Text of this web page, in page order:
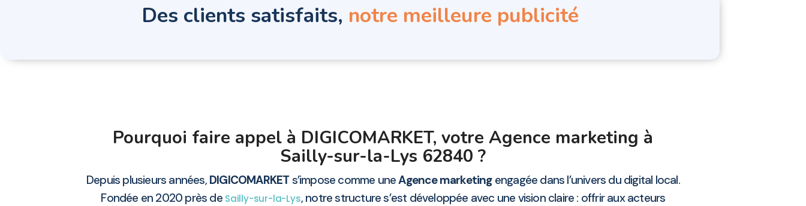
Des clients satisfaits, notre meilleure publicité
Pourquoi faire appel à DIGICOMARKET, votre Agence marketing à
Sailly-sur-la-Lys 62840 ?
Depuis plusieurs années, DIGICOMARKET s’impose comme uneAgence marketingengagée dans l’univers du digital local.
Fondée en 2020 près de Sailly-sur-la-Lys, notre structure s’est développée avec une vision claire : offrir aux acteurs